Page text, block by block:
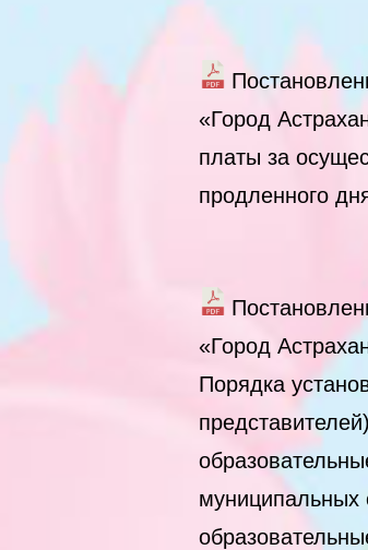
«Город
платы за
продленного
«Город
Порядка
муниципальных